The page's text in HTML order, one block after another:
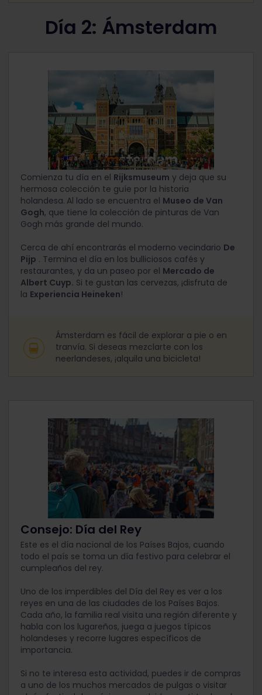
Día 2: Ámsterdam
Comienza tu día en el Rijksmuseum y deja que su
hermosa colección te guíe por la historia
holandesa. Al lado se encuentra el Museo de Van
Gogh, que tiene la colección de pinturas de Van
Gogh más grande del mundo.
Cerca de ahí encontrarás el moderno vecindario De
Pijp . Termina el día en los bulliciosos cafés y
restaurantes, y da un paseo por el Mercado de
Albert Cuyp. Si te gustan las cervezas, ¡disfruta de
la Experiencia Heineken!
Ámsterdam es fácil de explorar a pie o en
tranvía. Si deseas mezclarte con los
neerlandeses, ¡alquila una bicicleta!
Consejo: Día del Rey
Este es el día nacional de los Países Bajos, cuando
todo el país se toma un día festivo para celebrar el
cumpleaños del rey.
Uno de los imperdibles del Día del Rey es ver a los
reyes en una de las ciudades de los Países Bajos.
Cada año, la familia real visita una región diferente y
habla con los lugareños, juega a juegos típicos
holandeses y recorre lugares específicos de
importancia.
Si no te interesa esta actividad, puedes ir de compras
a uno de los muchos mercados de pulgas o visitar